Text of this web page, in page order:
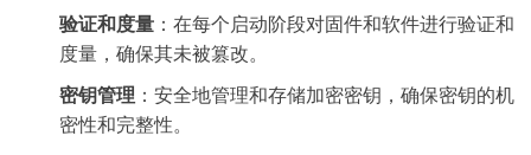
验证和度量 ：在每个启动阶段对固件和软件进行验证和
度量，确保其未被篡改。
密钥管理 ：安全地管理和存储加密密钥，确保密钥的机
密性和完整性。